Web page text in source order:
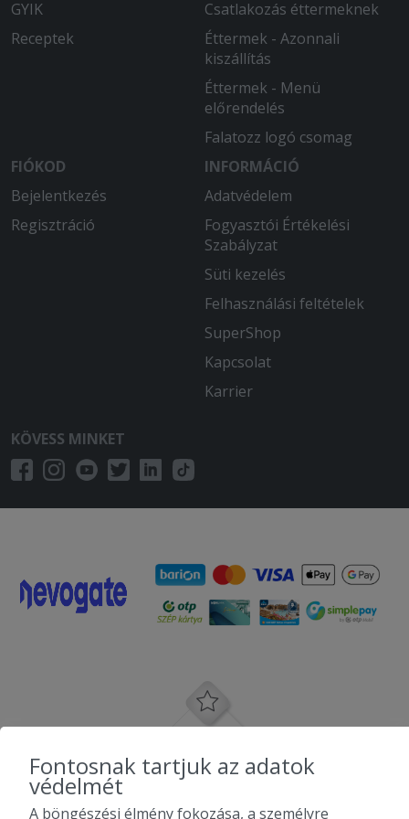
2025-09-04 - György:
GYORS, FRISS ÉS VÁSÁRLÓBARÁT
ÉTTEREM FINOM ÉTELEK
Nem kaptuk meg a nagy adag
pizzaszószt, amit kiegészítésként
kértünk.
GYIK
Receptek
Csatlakozás éttermeknek
Éttermek - Azonnali
kiszállítás
Éttermek - Menü
előrendelés
Falatozz logó csomag
FIÓKOD
Bejelentkezés
Regisztráció
INFORMÁCIÓ
Adatvédelem
Fogyasztói Értékelési
Szabályzat
Süti kezelés
Felhasználási feltételek
SuperShop
Kapcsolat
Karrier
KÖVESS MINKET
Fontosnak tartjuk az adatok
védelmét
A böngészési élmény fokozása, a személyre